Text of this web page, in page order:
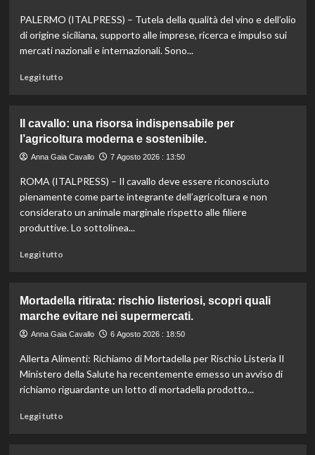
PALERMO (ITALPRESS) – Tutela della qualità del vino e dell’olio
di origine siciliana, supporto alle imprese, ricerca e impulso sui
mercati nazionali e internazionali. Sono...
Leggi tuttoLeggi
Controllo
qualità
olio
vino:
l’IRVO
potenzia
per
Il cavallo: una risorsa indispensabile per
l’agricoltura moderna e sostenibile.
Anna Gaia Cavallo 7 Agosto 2026 : 13:50
ROMA (ITALPRESS) – Il cavallo deve essere riconosciuto
pienamente come parte integrante dell’agricoltura e non
considerato un animale marginale rispetto alle filiere
produttive. Lo sottolinea...
Leggi tuttoLeggi
Il
cavallo:
una
indispensabile
per
l’agricoltura
Mortadella ritirata: rischio listeriosi, scopri quali
marche evitare nei supermercati.
Anna Gaia Cavallo 6 Agosto 2026 : 18:50
Allerta Alimenti: Richiamo di Mortadella per Rischio Listeria Il
Ministero della Salute ha recentemente emesso un avviso di
richiamo riguardante un lotto di mortadella prodotto...
Leggi tuttoLeggi